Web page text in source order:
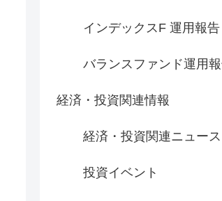
インデックスF 運用報
バランスファンド運用
経済・投資関連情報
経済・投資関連ニュー
投資イベント